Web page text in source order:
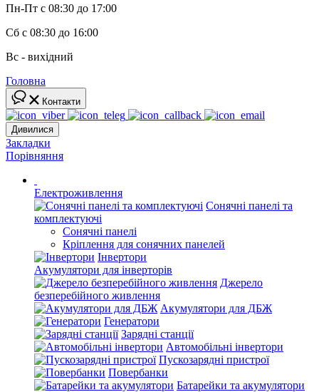
Пн-Пт с 08:30 до 17:00
Сб с 08:30 до 16:00
Вс - вихідний
Головна
Контакти
Дивилися
Закладки
Порівняння
Електроживлення
Сонячні панелі та
комплектуючі
Сонячні панелі
Кріплення для сонячних панелей
Інвертори
Акумулятори для інверторів
Джерело
безперебійного живлення
Акумулятори для ДБЖ
Генератори
Зарядні станції
Автомобільні інвертори
Пускозарядні пристрої
Повербанки
Батарейки та акумулятори